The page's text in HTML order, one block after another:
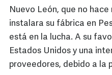
Nuevo León, que no
instalara su fábrica en
está en la lucha. A su
Estados Unidos y una
proveedores, debido a la